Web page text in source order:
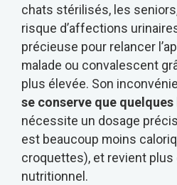
chats stérilisés, les
risque d’affections
précieuse pour relancer
malade ou convalescent
plus élevée. Son
se conserve que quelques
nécessite un dosage
est beaucoup moins
croquettes), et revient plus
nutritionnel.